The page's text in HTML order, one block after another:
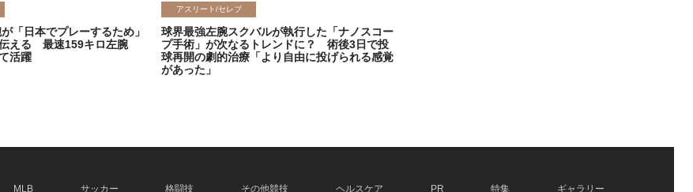
「日本でプレーするため」
伝える 最速159キロ左腕
活躍
アスリート/セレブ
球界最強左腕スクバルが執行した「ナノスコー
プ手術」が次なるトレンドに？ 術後3日で投
球再開の劇的治療「より自由に投げられる感覚
があった」
MLB サッカー 格闘技 その他競技 ヘルスケア PR 特集 ギャラリー